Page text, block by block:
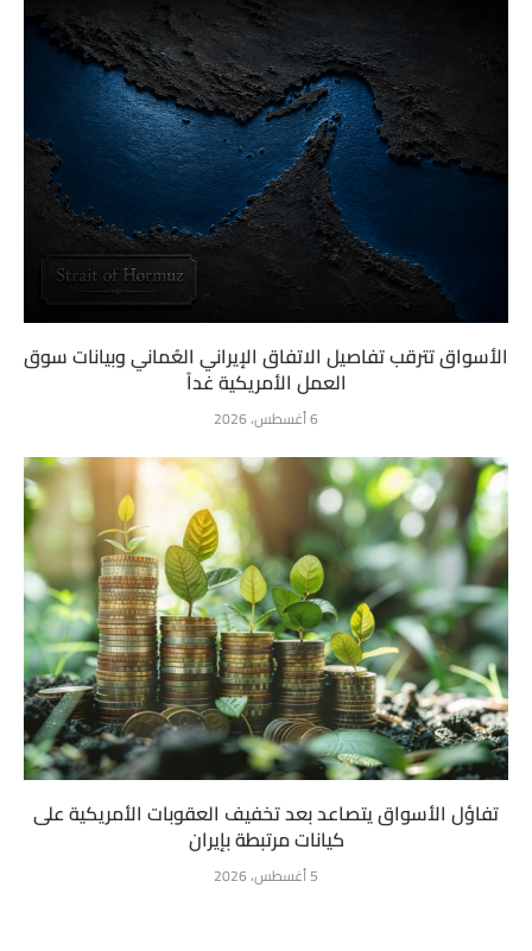
الأسواق تترقب تفاصيل الاتفاق الإيراني العُماني وبيانات سوق
العمل الأمريكية غداً
6 أغسطس، 2026
تفاؤل الأسواق يتصاعد بعد تخفيف العقوبات الأمريكية على
كيانات مرتبطة بإيران
5 أغسطس، 2026